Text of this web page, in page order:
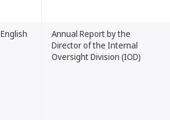
English
Annual Report by the
Director of the Internal
Oversight Division (IOD)